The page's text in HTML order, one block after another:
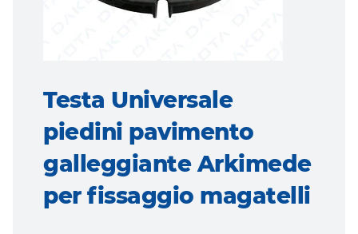
Testa Universale
piedini pavimento
galleggiante Arkimede
per fissaggio magatelli